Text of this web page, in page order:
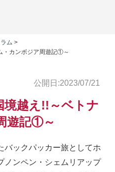
ム >
・カンボジア周遊記①～
公開日:2023/07/21
境越え!!～ベトナ
遊記①～
バックパッカー旅としてホ
ノンペン・シェムリアップ